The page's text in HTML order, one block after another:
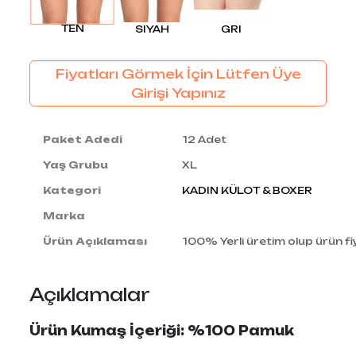
TEN SIYAH GRI
Fiyatları Görmek İçin Lütfen Üye
Girişi Yapınız
Paket Adedi 12 Adet
Yaş Grubu XL
Kategori KADIN KÜLOT & BOXER
Marka
Ürün Açıklaması 100% Yerli üretim olup ürün
Açıklamalar
Ürün Kumaş İçeriği: %100 Pamuk